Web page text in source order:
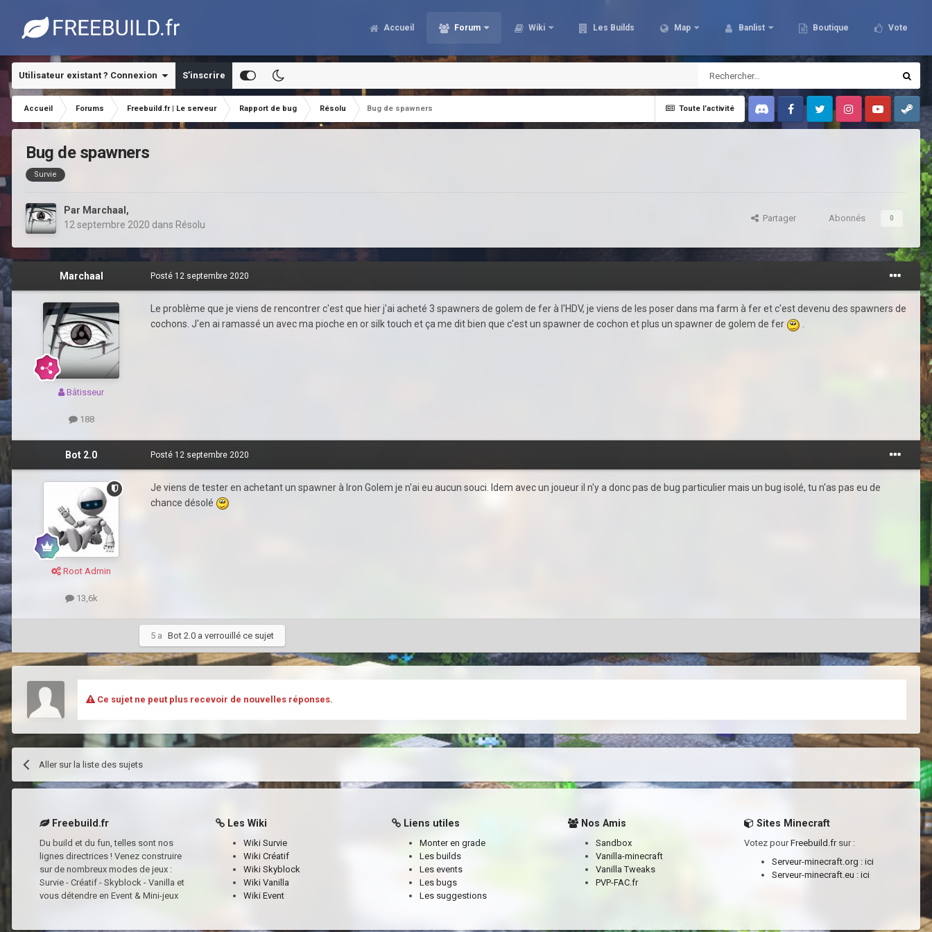
Accueil Forum Wiki Les Builds Map Banlist Boutique Vote
Utilisateur existant ? Connexion S’inscrire
Toute l’activité
Accueil Forums Freebuild.fr | Le serveur Rapport de bug Résolu
Bug de spawners
Discord FacebookTwitter InstagramYoutubeSteam
Bug de spawners
Survie
Par Marchaal ,
12 septembre 2020 dans Résolu
Partager Abonnés 0
Marchaal
Bâtisseur
188
Posté 12 septembre 2020
Le problème que je viens de rencontrer c'est que hier j'ai acheté 3 spawners de golem de fer à l'HDV, je viens de les poser dans ma farm à fer et c'est devenu des spawners de
cochons. J'en ai ramassé un avec ma pioche en or silk touch et ça me dit bien que c'est un spawner de cochon et plus un spawner de golem de fer
.
Bot 2.0
Root Admin
13,6k
Posté 12 septembre 2020
Je viens de tester en achetant un spawner à Iron Golem je n'ai eu aucun souci. Idem avec un joueur il n'y a donc pas de bug particulier mais un bug isolé, tu n'as pas eu de
chance désolé
5 a Bot 2.0 a verrouillé ce sujet
Ce sujet ne peut plus recevoir de nouvelles réponses.
Aller sur la liste des sujets
Freebuild.fr
Du build et du fun, telles sont nos
lignes directrices ! Venez construire
sur de nombreux modes de jeux :
Survie - Créatif - Skyblock - Vanilla et
vous détendre en Event & Mini-jeux
Les Wiki
Wiki Survie
Wiki Créatif
Wiki Skyblock
Wiki Vanilla
Wiki Event
Liens utiles
Monter en grade
Les builds
Les events
Les bugs
Les suggestions
Nos Amis
Sandbox
Vanilla-minecraft
Vanilla Tweaks
PVP-FAC.fr
Sites Minecraft
Votez pourFreebuild.frsur :
Serveur-minecraft.org : ici
Serveur-minecraft.eu : ici